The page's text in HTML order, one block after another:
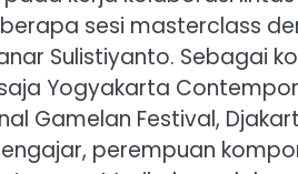
sesi masterclass
Sulistiyanto. Sebagai
Yogyakarta
Gamelan Festival,
perempuan